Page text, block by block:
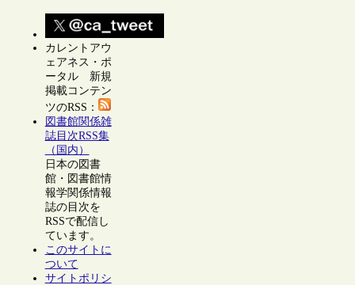
カレントアウ
ェアネス・ポ
ータル 新規
掲載コンテン
ツのRSS：
図書館関係雑
誌目次RSS集
（国内）
日本の図書
館・図書館情
報学関係情報
誌の目次を
RSSで配信し
ています。
このサイトに
ついて
サイトポリシ